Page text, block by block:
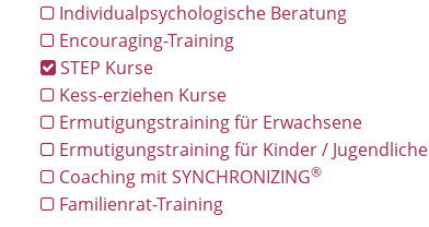
Individualpsychologische Beratung
Encouraging-Training
STEP Kurse
Kess-erziehen Kurse
Ermutigungstraining für Erwachsene
Ermutigungstraining für Kinder / Jugendliche
Coaching mit SYNCHRONIZING®
Familienrat-Training